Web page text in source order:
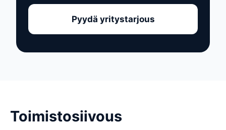
Pyydä yritystarjous
Toimistosiivous